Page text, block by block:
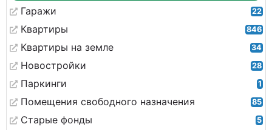
Гаражи 22
Квартиры 846
Квартиры на земле 34
Новостройки 28
Паркинги 1
Помещения свободного назначения 85
Старые фонды 5